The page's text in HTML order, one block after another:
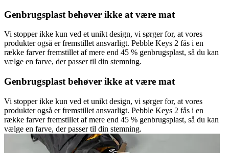
Genbrugsplast behøver ikke at være mat
Vi stopper ikke kun ved et unikt design, vi sørger for, at vores
produkter også er fremstillet ansvarligt. Pebble Keys 2 fås i en
række farver fremstillet af mere end 45 % genbrugsplast, så du kan
vælge en farve, der passer til din stemning.
Genbrugsplast behøver ikke at være mat
Vi stopper ikke kun ved et unikt design, vi sørger for, at vores
produkter også er fremstillet ansvarligt. Pebble Keys 2 fås i en
række farver fremstillet af mere end 45 % genbrugsplast, så du kan
vælge en farve, der passer til din stemning.